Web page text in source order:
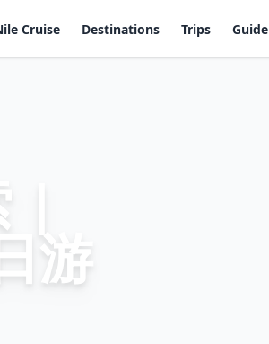
Cruise Destinations Trips Guide
游